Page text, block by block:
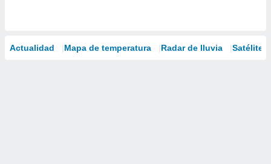
Actualidad Mapa de temperatura Radar de lluvia Satélites